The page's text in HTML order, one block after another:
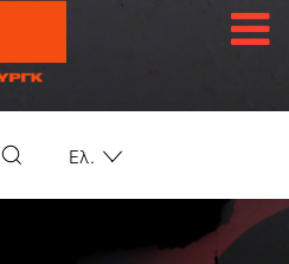
Ελ.